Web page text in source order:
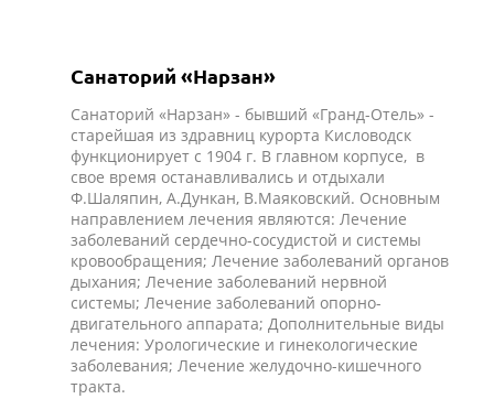
Санаторий «Нарзан»
Санаторий «Нарзан» - бывший «Гранд-Отель» -
старейшая из здравниц курорта Кисловодск
функционирует с 1904 г. В главном корпусе, в
свое время останавливались и отдыхали
Ф.Шаляпин, А.Дункан, В.Маяковский. Основным
направлением лечения являются: Лечение
заболеваний сердечно-сосудистой и системы
кровообращения; Лечение заболеваний органов
дыхания; Лечение заболеваний нервной
системы; Лечение заболеваний опорно-
двигательного аппарата; Дополнительные виды
лечения: Урологические и гинекологические
заболевания; Лечение желудочно-кишечного
тракта.